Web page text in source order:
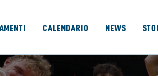
CALENDARIO NEWS